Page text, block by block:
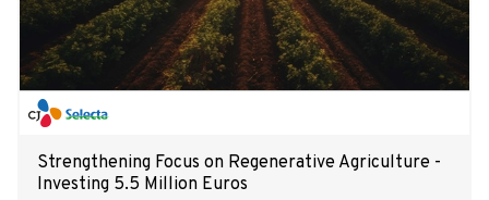
Strengthening Focus on Regenerative Agriculture -
Investing 5.5 Million Euros